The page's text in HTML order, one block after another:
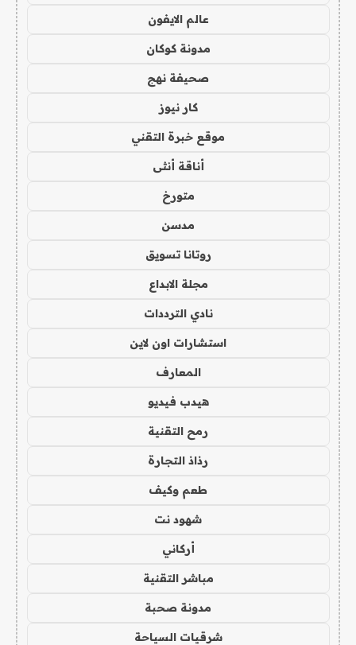
عالم الايفون
مدونة كوكان
صحيفة نهج
كار نيوز
موقع خبرة التقني
أناقة أنثى
متورخ
مدسن
روتانا تسويق
مجلة الابداع
نادي الترددات
استشارات اون لاين
المعارف
هيدب فيديو
رمح التقنية
رذاذ التجارة
طعم وكيف
شهود نت
أركاني
مباشر التقنية
مدونة صحبة
شرقيات السياحة